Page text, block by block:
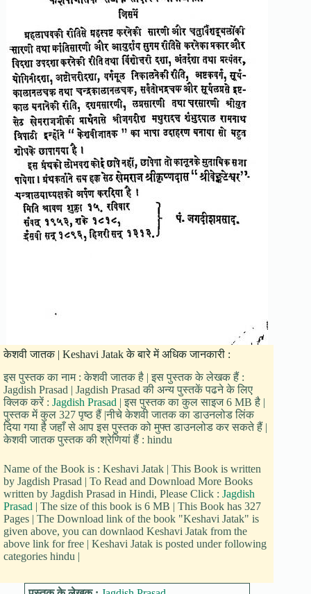
केशवी जातक | Keshavi Jatak के बारे में अधिक जानकारी :
इस पुस्तक का नाम : केशवी जातक है | इस पुस्तक के लेखक हैं :
Jagdish Prasad | Jagdish Prasad की अन्य पुस्तकें पढने के लिए
क्लिक करें : Jagdish Prasad | इस पुस्तक का कुल साइज 6 MB है |
पुस्तक में कुल 327 पृष्ठ हैं |नीचे केशवी जातक का डाउनलोड लिंक
दिया गया है जहाँ से आप इस पुस्तक को मुफ्त डाउनलोड कर सकते हैं |
केशवी जातक पुस्तक की श्रेणियां हैं : hindu
Name of the Book is : Keshavi Jatak | This Book is written
by Jagdish Prasad | To Read and Download More Books
written by Jagdish Prasad in Hindi, Please Click : Jagdish
Prasad | The size of this book is 6 MB | This Book has 327
Pages | The Download link of the book "Keshavi Jatak" is
given above, you can downlaod Keshavi Jatak from the
above link for free | Keshavi Jatak is posted under following
categories hindu |